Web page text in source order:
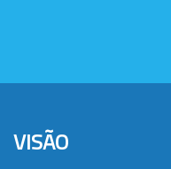
VISÃO